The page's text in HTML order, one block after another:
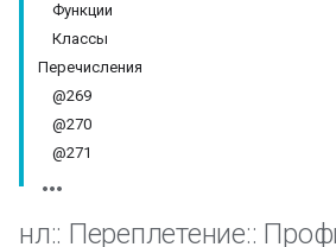
Функции
Классы
Перечисления
@269
@270
@271
нл:: Переплетение::